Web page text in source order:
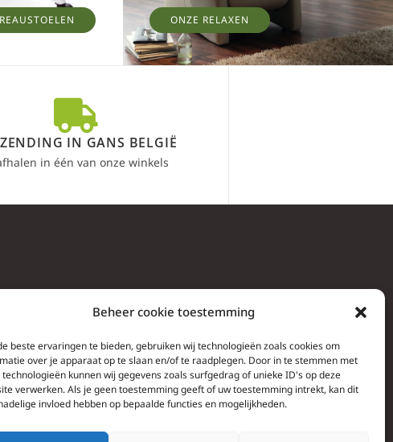
Beheer cookie toestemming
beste ervaringen te bieden, gebruiken wij technologieën zoals cookies om
over je apparaat op te slaan en/of te raadplegen. Door in te stemmen met
technologieën kunnen wij gegevens zoals surfgedrag of unieke ID's op deze
verwerken. Als je geen toestemming geeft of uw toestemming intrekt, kan dit
invloed hebben op bepaalde functies en mogelijkheden.
ONZE RELAXEN
IN GANS BELGIË
in één van onze winkels